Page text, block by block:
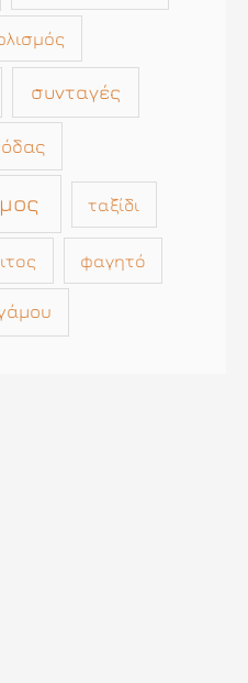
συνταγές
ταξίδι
φαγητό